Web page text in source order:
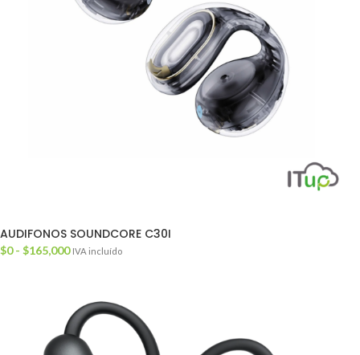
AUDIFONOS SOUNDCORE C30I
$0 - $165,000 IVA incluído